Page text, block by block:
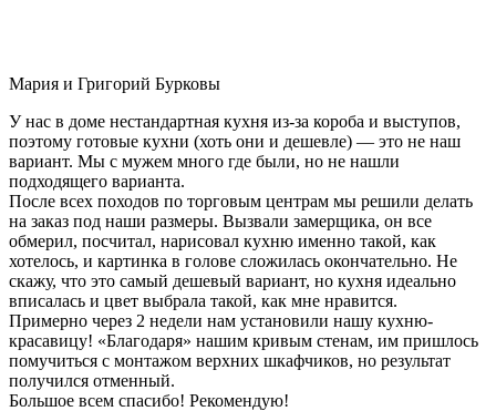
Мария и Григорий Бурковы
У нас в доме нестандартная кухня из-за короба и выступов,
поэтому готовые кухни (хоть они и дешевле) — это не наш
вариант. Мы с мужем много где были, но не нашли
подходящего варианта.
После всех походов по торговым центрам мы решили делать
на заказ под наши размеры. Вызвали замерщика, он все
обмерил, посчитал, нарисовал кухню именно такой, как
хотелось, и картинка в голове сложилась окончательно. Не
скажу, что это самый дешевый вариант, но кухня идеально
вписалась и цвет выбрала такой, как мне нравится.
Примерно через 2 недели нам установили нашу кухню-
красавицу! «Благодаря» нашим кривым стенам, им пришлось
помучиться с монтажом верхних шкафчиков, но результат
получился отменный.
Большое всем спасибо! Рекомендую!